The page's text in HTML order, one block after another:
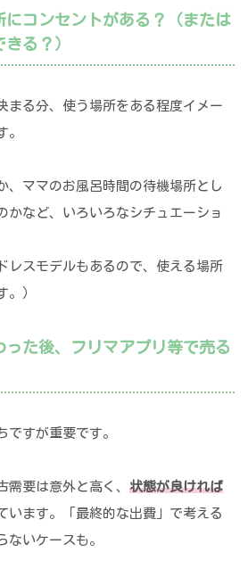
コンセントがある？（または
る？）
まる分、使う場所をある程度イメー
。
、ママのお風呂時間の待機場所とし
かなど、いろいろなシチュエーショ
レスモデルもあるので、使える場所
。）
た後、フリマアプリ等で売る
ですが重要です。
需要は意外と高く、 状態が良ければ
います。「最終的な出費」で考える
ないケースも。